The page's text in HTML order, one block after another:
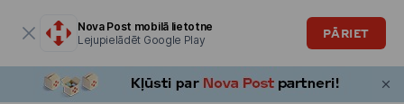
Nova Post mobilā lietotne
Lejupielādēt Google Play
PĀRIET